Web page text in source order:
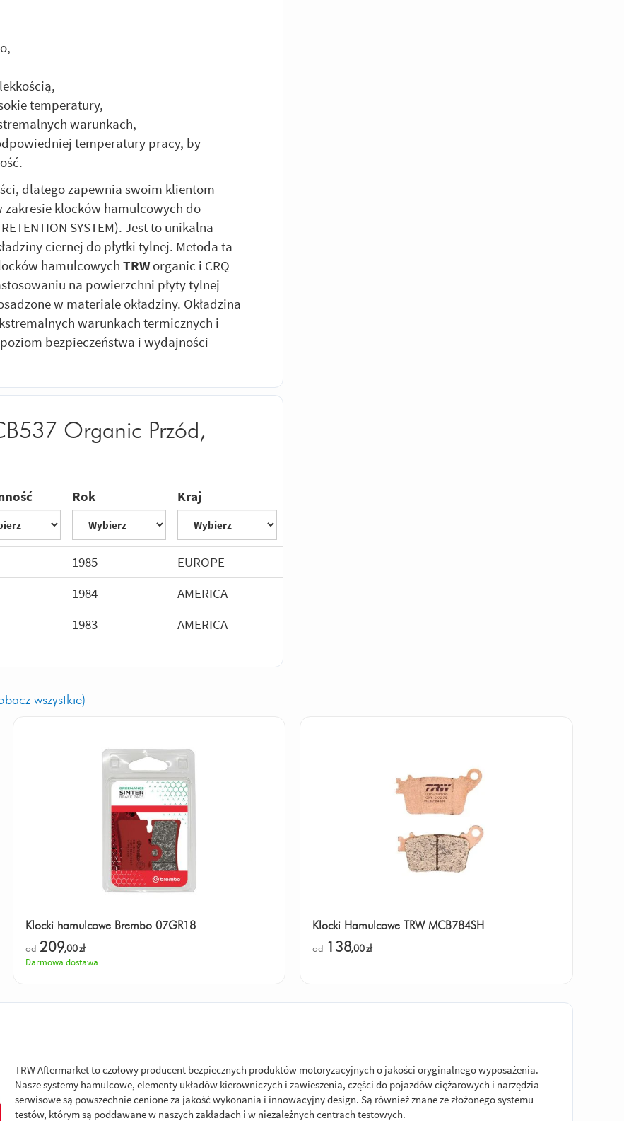
temperatury,
warunkach,
temperatury pracy, by
dlatego zapewnia swoim klientom
klocków hamulcowych do
SYSTEM). Jest to unikalna
ciernej do płytki tylnej. Metoda ta
hamulcowych TRW organic i CRQ
na powierzchni płyty tylnej
w materiale okładziny. Okładzina
warunkach termicznych i
bezpieczeństwa i wydajności
Organic Przód,
Rok Kraj
1985
EUROPE
1984
AMERICA
1983 AMERICA
wszystkie)
Klocki hamulcowe Brembo 07GR18
od 209,00zł
Darmowa dostawa
Klocki Hamulcowe TRW MCB784SH
od 138,00zł
TRW Aftermarket to czołowy producent bezpiecznych produktów motoryzacyjnych o jakości oryginalnego wyposażenia.
Nasze systemy hamulcowe, elementy układów kierowniczych i zawieszenia, części do pojazdów ciężarowych i narzędzia
serwisowe są powszechnie cenione za jakość wykonania i innowacyjny design. Są również znane ze złożonego systemu
testów, którym są poddawane w naszych zakładach i w niezależnych centrach testowych.